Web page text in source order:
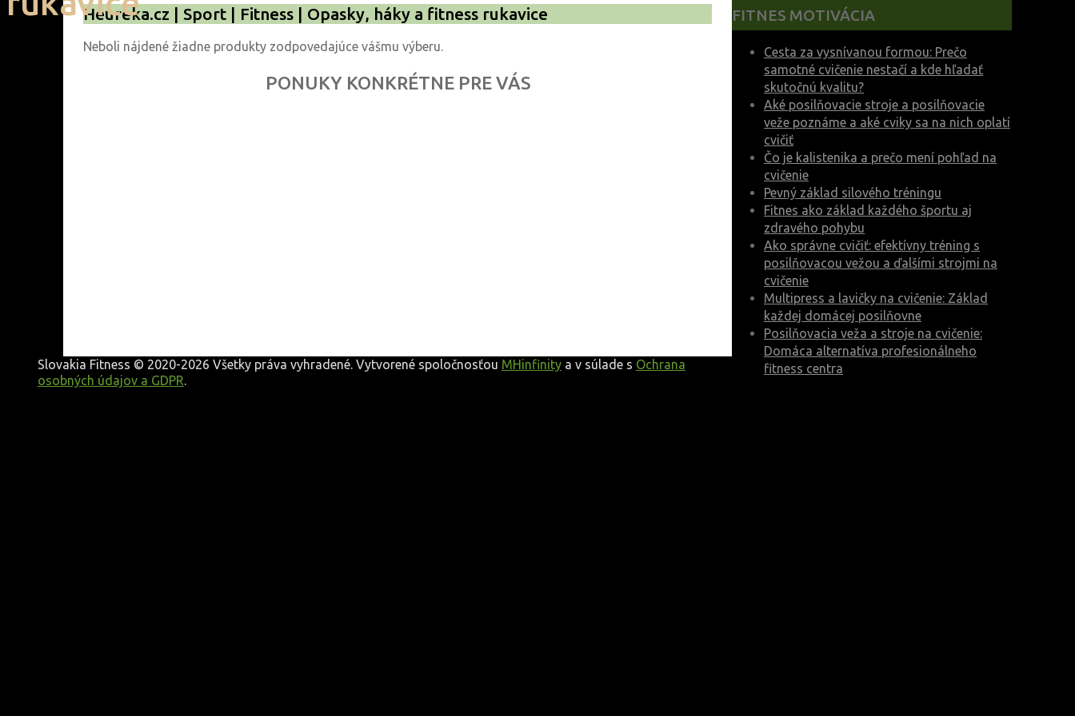
Heureka.cz | Sport | Fitness | Opasky, háky a fitness rukavice
Neboli nájdené žiadne produkty zodpovedajúce vášmu výberu.
PONUKY KONKRÉTNE PRE VÁS
FITNES MOTIVÁCIA
Cesta za vysnívanou formou: Prečo
samotné cvičenie nestačí a kde hľadať
skutočnú kvalitu?
Aké posilňovacie stroje a posilňovacie
veže poznáme a aké cviky sa na nich oplatí
cvičiť
Čo je kalistenika a prečo mení pohľad na
cvičenie
Pevný základ silového tréningu
Fitnes ako základ každého športu aj
zdravého pohybu
Ako správne cvičiť: efektívny tréning s
posilňovacou vežou a ďalšími strojmi na
cvičenie
Multipress a lavičky na cvičenie: Základ
každej domácej posilňovne
Posilňovacia veža a stroje na cvičenie:
Domáca alternatíva profesionálneho
fitness centra
Top
Slovakia Fitness © 2020-2026 Všetky práva vyhradené. Vytvorené spoločnosťou MHinfinity a v súlade s Ochrana
osobných údajov a GDPR.